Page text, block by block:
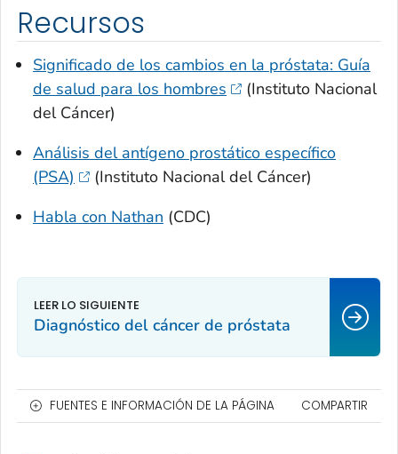
Recursos
Significado de los cambios en la próstata: Guía
de salud para los hombres
(Instituto Nacional
del Cáncer)
Análisis del antígeno prostático específico
(PSA)
(Instituto Nacional del Cáncer)
Habla con Nathan (CDC)
Diagnóstico del cáncer de próstata
FUENTES E INFORMACIÓN DE LA PÁGINA COMPARTIR